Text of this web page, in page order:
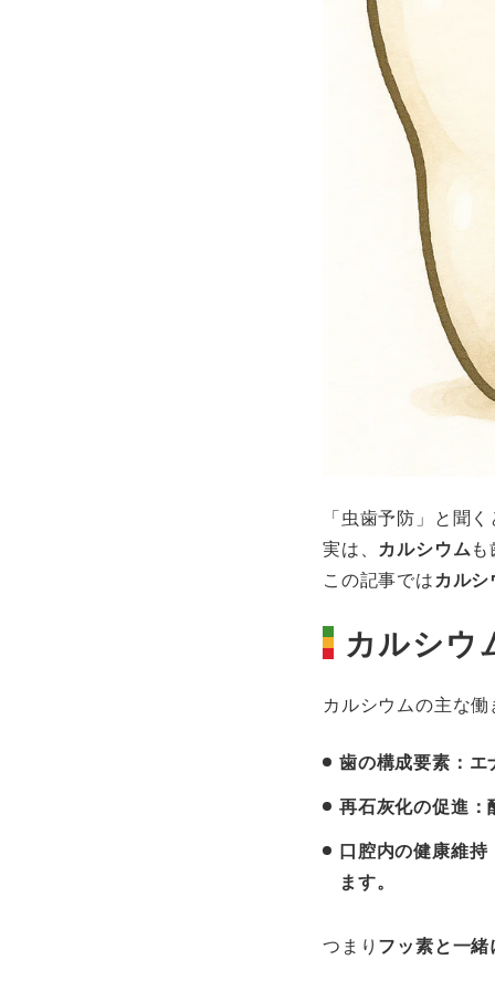
「虫歯予防」と聞く
実は、 カルシウム
この記事では カル
カルシウ
カルシウムの主な
歯の構成要素 ：
再石灰化の促進
口腔内の健康維持
ます。
つまり フッ素と一